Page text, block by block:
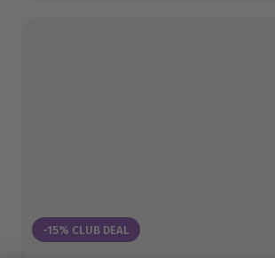
-15% CLUB DEAL